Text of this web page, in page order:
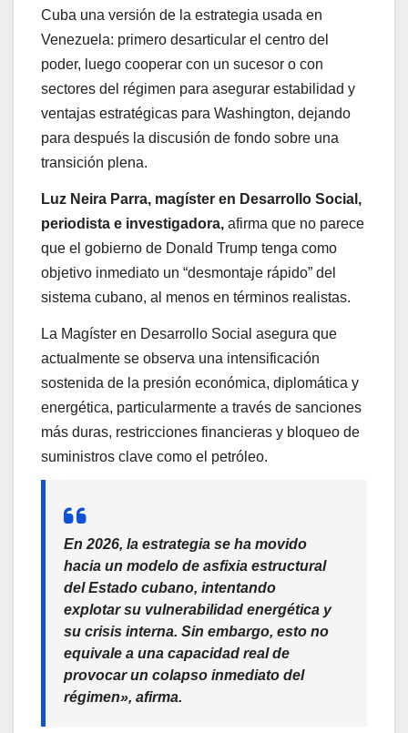
Cuba una versión de la estrategia usada en
Venezuela: primero desarticular el centro del
poder, luego cooperar con un sucesor o con
sectores del régimen para asegurar estabilidad y
ventajas estratégicas para Washington, dejando
para después la discusión de fondo sobre una
transición plena.
Luz Neira Parra, magíster en Desarrollo Social,
periodista e investigadora, afirma que no parece
que el gobierno de Donald Trump tenga como
objetivo inmediato un “desmontaje rápido” del
sistema cubano, al menos en términos realistas.
La Magíster en Desarrollo Social asegura que
actualmente se observa una intensificación
sostenida de la presión económica, diplomática y
energética, particularmente a través de sanciones
más duras, restricciones financieras y bloqueo de
suministros clave como el petróleo.
En 2026, la estrategia se ha movido
hacia un modelo de asfixia estructural
del Estado cubano, intentando
explotar su vulnerabilidad energética y
su crisis interna. Sin embargo, esto no
equivale a una capacidad real de
provocar un colapso inmediato del
régimen», afirma.